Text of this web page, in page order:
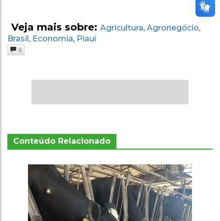
Veja mais sobre: Agricultura, Agronegócio,
Brasil, Economia, Piauí
0
Conteúdo Relacionado